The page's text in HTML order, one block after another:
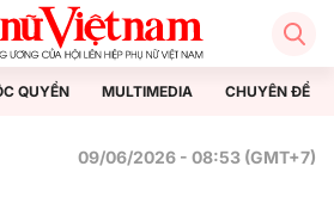
QUYỀN MULTIMEDIA CHUYÊN ĐỀ
09/06/2026 - 08:53 (GMT+7)